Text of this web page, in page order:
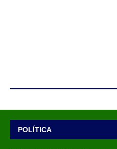
POLÍTICA